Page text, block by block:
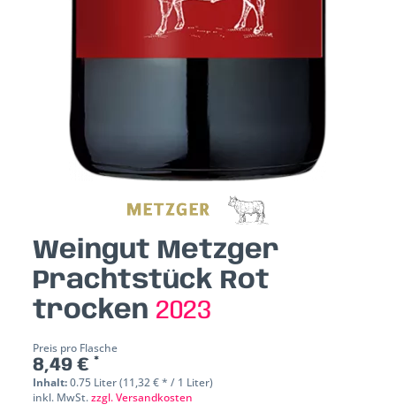
Weingut Metzger
Prachtstück Rot
trocken 2023
Preis pro Flasche
8,49 € *
Inhalt:0.75 Liter (11,32 € * / 1 Liter)
inkl. MwSt.zzgl. Versandkosten